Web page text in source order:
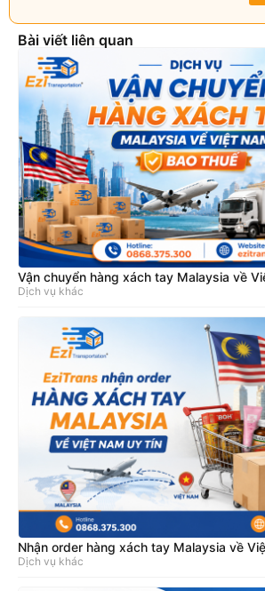
Bài viết liên quan
Vận chuyển hàng xách tay Malaysia về
Dịch vụ khác
Nhận order hàng xách tay Malaysia về
Dịch vụ khác